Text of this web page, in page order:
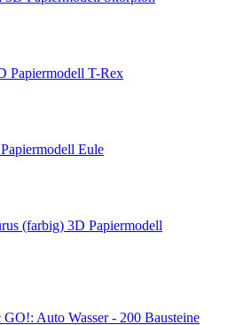
Papiermodell T-Rex
Eule
3D Papiermodell